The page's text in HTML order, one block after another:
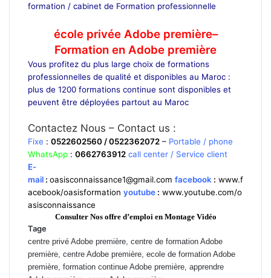
formation / cabinet de Formation professionnelle
école privée Adobe première–
Formation en Adobe première
Vous profitez du plus large choix de formations
professionnelles de qualité et disponibles au Maroc :
plus de 1200 formations continue sont disponibles et
peuvent être déployées partout au Maroc
Contactez Nous – Contact us :
Fixe : 0522602560 / 0522362072 – Portable / phone
WhatsApp : 0662763912 call center / Service client
E-
mail : oasisconnaissance1@gmail.com facebook : www.f
acebook/oasisformation youtube : www.youtube.com/o
asisconnaissance
Consulter Nos offre d’emploi en Montage Vidéo
Tage
centre privé Adobe première, centre de formation Adobe
première, centre Adobe première, ecole de formation Adobe
première, formation continue Adobe première, apprendre